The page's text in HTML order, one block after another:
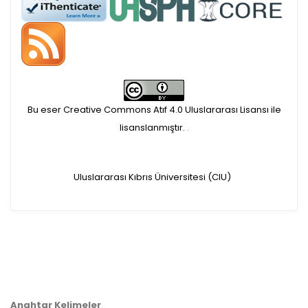
APC ödemesi
Öndenetimden geçen
makaleler için, 100 Avro
Makale İşletim Ücreti (APC)
makaleler için yazarlara
Bu eser Creative Commons Atıf 4.0 Uluslararası Lisansı ile
lisanslanmıştır. .
Uluslararası Kıbrıs Üniversitesi (CIU)
Anahtar Kelimeler